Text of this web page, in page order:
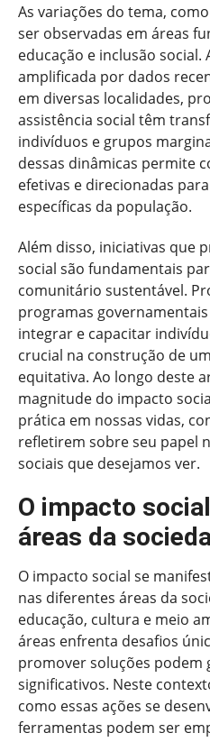
As variações do tema,
ser observadas em áreas
educação e inclusão social.
amplificada por dados
em diversas localidades,
assistência social têm
indivíduos e grupos
dessas dinâmicas permite
efetivas e direcionadas
específicas da população.
Além disso, iniciativas que
social são fundamentais
comunitário sustentável.
programas
integrar e capacitar
crucial na construção de
equitativa. Ao longo deste
magnitude do impacto
prática em nossas vidas,
refletirem sobre seu papel
sociais que desejamos ver.
O impacto
áreas da
O impacto social se
nas diferentes áreas da
educação, cultura e meio
áreas enfrenta desafios
promover soluções podem
significativos. Neste
como essas ações se
ferramentas podem ser